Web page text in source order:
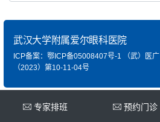
武汉大学附属爱尔眼科医院
ICP备案：鄂ICP备05008407号-1 （武）医广
（2023）第10-11-04号
专家排班 预约门诊